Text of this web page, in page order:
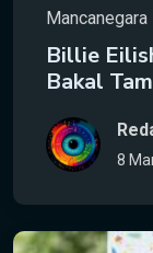
Mancanegara
Billie
Bakal
8